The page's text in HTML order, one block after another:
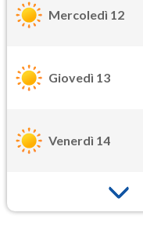
Mercoledì 12
Giovedì 13
Venerdì 14